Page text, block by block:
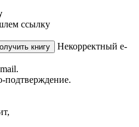
ссылку
книгу
Некорректный e-
подтверждение.